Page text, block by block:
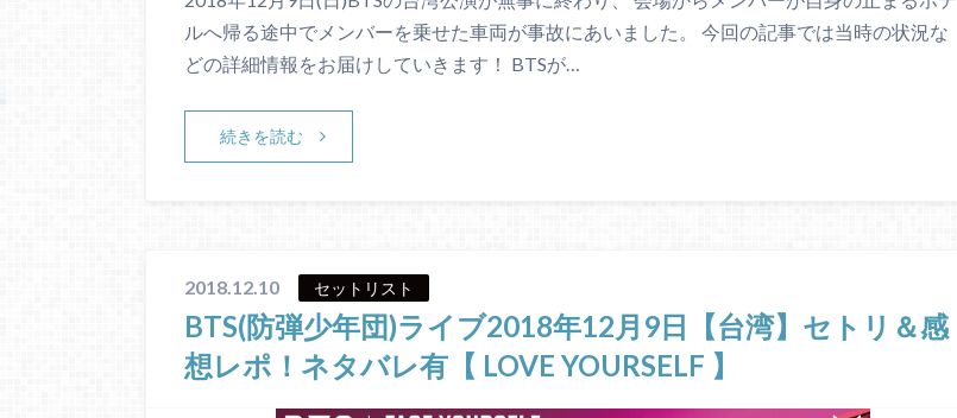
ルへ帰る途中でメンバーを乗せた車両が事故にあいました。 今回の記事では当時の状況な
どの詳細情報をお届けしていきます！ BTSが…
続きを読む
2018.12.10 セットリスト
BTS(防弾少年団)ライブ2018年12月9日【台湾】セトリ＆感
想レポ！ネタバレ有【 LOVE YOURSELF 】